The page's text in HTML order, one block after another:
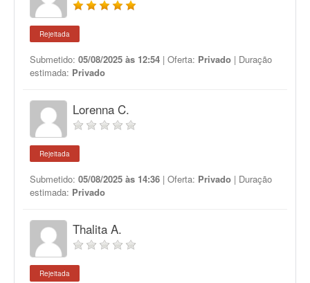
Rejeitada
Submetido: 05/08/2025 às 12:54 | Oferta: Privado | Duração
estimada: Privado
Lorenna C.
Rejeitada
Submetido: 05/08/2025 às 14:36 | Oferta: Privado | Duração
estimada: Privado
Thalita A.
Rejeitada